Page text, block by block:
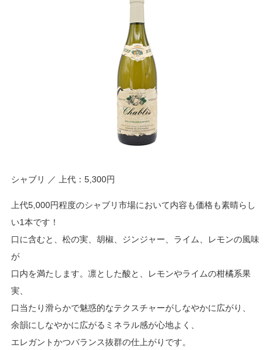
シャブリ ／ 上代：5,300円
上代5,000円程度のシャブリ市場において内容も価格も素晴らし
い1本です！
口に含むと、松の実、胡椒、ジンジャー、ライム、レモンの風味
が
口内を満たします。凛とした酸と、レモンやライムの柑橘系果
実、
口当たり滑らかで魅惑的なテクスチャーがしなやかに広がり、
余韻にしなやかに広がるミネラル感が心地よく、
エレガントかつバランス抜群の仕上がりです。